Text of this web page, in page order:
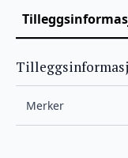
Merker